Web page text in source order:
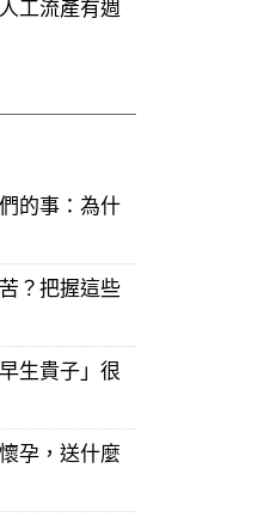
工流產有週
的事：為什
？把握這些
生貴子」很
孕，送什麼